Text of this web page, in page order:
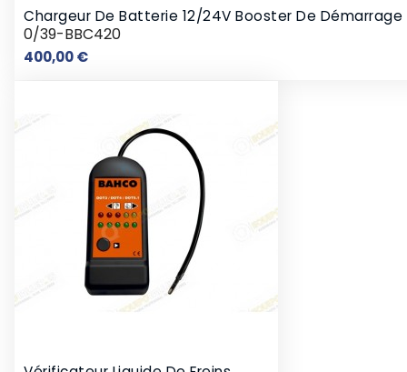
Chargeur De Batterie 12/24V Booster De Démarrage
0/39-BBC420
400,00 €Prix